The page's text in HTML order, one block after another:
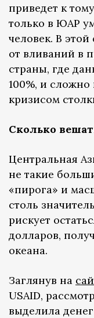
приведет к
только в ЮАР
человек. В
от вливаний в
страны, где
100%, и сложно
кризисом
Сколько
Центральная
не такие
«пирога» и
столь
рискует
долларов,
океана.
Заглянув на
USAID,
выделила